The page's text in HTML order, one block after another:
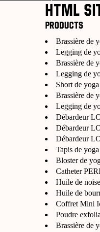
html
Products
Brassière de
Legging de
Brassière de
Legging de
Short de
Brassière de
Legging de
Débardeur
Débardeur
Débardeur
Tapis de
Bloster de
Catheter
Huile de
Huile de
Coffret Mini
Poudre
Brassière de